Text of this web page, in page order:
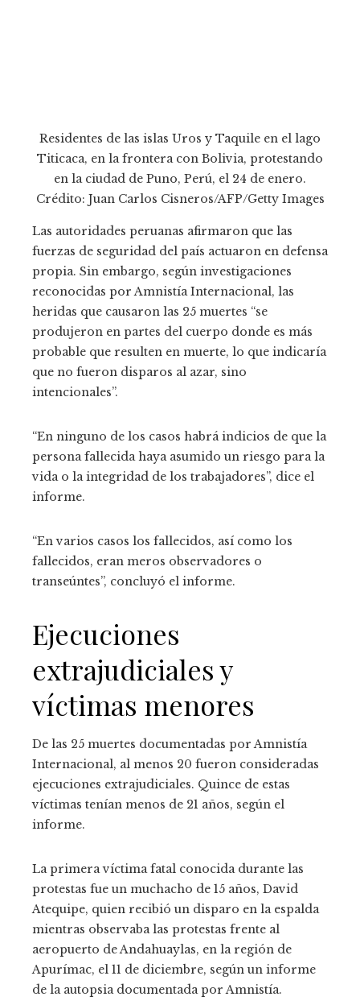
Residentes de las islas Uros y Taquile en el lago
Titicaca, en la frontera con Bolivia, protestando
en la ciudad de Puno, Perú, el 24 de enero.
Crédito: Juan Carlos Cisneros/AFP/Getty Images
Las autoridades peruanas afirmaron que las
fuerzas de seguridad del país actuaron en defensa
propia. Sin embargo, según investigaciones
reconocidas por Amnistía Internacional, las
heridas que causaron las 25 muertes “se
produjeron en partes del cuerpo donde es más
probable que resulten en muerte, lo que indicaría
que no fueron disparos al azar, sino
intencionales”.
“En ninguno de los casos habrá indicios de que la
persona fallecida haya asumido un riesgo para la
vida o la integridad de los trabajadores”, dice el
informe.
“En varios casos los fallecidos, así como los
fallecidos, eran meros observadores o
transeúntes”, concluyó el informe.
Ejecuciones
extrajudiciales y
víctimas menores
De las 25 muertes documentadas por Amnistía
Internacional, al menos 20 fueron consideradas
ejecuciones extrajudiciales. Quince de estas
víctimas tenían menos de 21 años, según el
informe.
La primera víctima fatal conocida durante las
protestas fue un muchacho de 15 años, David
Atequipe, quien recibió un disparo en la espalda
mientras observaba las protestas frente al
aeropuerto de Andahuaylas, en la región de
Apurímac, el 11 de diciembre, según un informe
de la autopsia documentada por Amnistía.